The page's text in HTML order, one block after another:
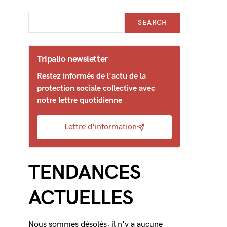
SEARCH
Tripalio newsletter
Restez informés de l'actu de la
protection sociale collective avec
notre lettre quotidienne
Lettre d'information
TENDANCES
ACTUELLES
Nous sommes désolés, il n'y a aucune